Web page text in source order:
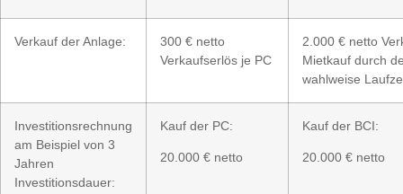
Verkauf der Anlage:
300 € netto
Verkaufserlös je PC
2.000 € netto
Mietkauf durch
wahlweise
Investitionsrechnung
am Beispiel von 3
Jahren
Investitionsdauer:
Kauf der PC:
20.000 € netto
Kauf der BCI:
20.000 € netto